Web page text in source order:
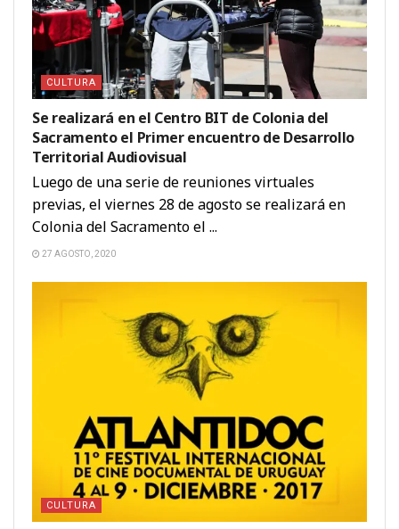
CULTURA
Se realizará en el Centro BIT de Colonia del
Sacramento el Primer encuentro de Desarrollo
Territorial Audiovisual
Luego de una serie de reuniones virtuales
previas, el viernes 28 de agosto se realizará en
Colonia del Sacramento el ...
27 AGOSTO, 2020
CULTURA